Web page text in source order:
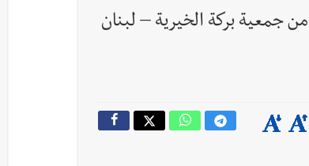
جمعية بركة الخيرية – لبنان